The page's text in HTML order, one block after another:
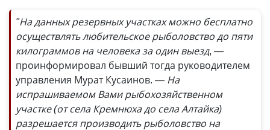
"На данных резервных участках можно бесплатно
осуществлять любительское рыболовство до пяти
килограммов на человека за один выезд, —
проинформировал бывший тогда руководителем
управления Мурат Кусаинов. — На
испрашиваемом Вами рыбохозяйственном
участке (от села Кремнюха до села Алтайка)
разрешается производить рыболовство на